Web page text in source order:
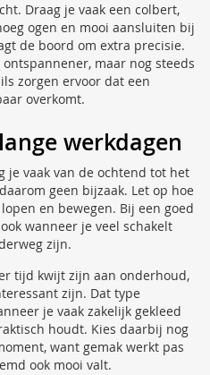
Draag je vaak een colbert,
ogen en mooi aansluiten bij
de boord om extra precisie.
maar nog steeds
zorgen ervoor dat een
overkomt.
werkdagen
je vaak van de ochtend tot het
geen bijzaak. Let op hoe
en bewegen. Bij een goed
wanneer je veel schakelt
zijn.
tijd kwijt zijn aan onderhoud,
zijn. Dat type
je vaak zakelijk gekleed
houdt. Kies daarbij nog
want gemak werkt pas
ook mooi valt.